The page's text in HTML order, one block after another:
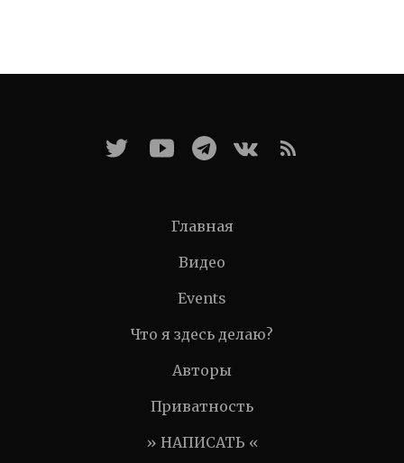
Главная
Видео
Events
Что я здесь делаю?
Авторы
Приватность
» НАПИСАТЬ «